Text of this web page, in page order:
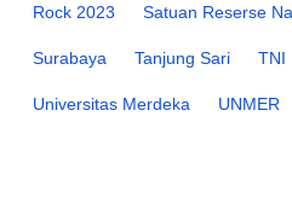
Rock 2023 Satuan Reserse
Surabaya Tanjung Sari TNI
Universitas Merdeka UNMER